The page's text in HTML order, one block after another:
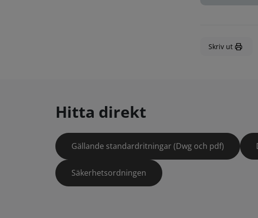
Skriv ut
Hitta direkt
Gällande standardritningar (Dwg och pdf)
Säkerhetsordningen